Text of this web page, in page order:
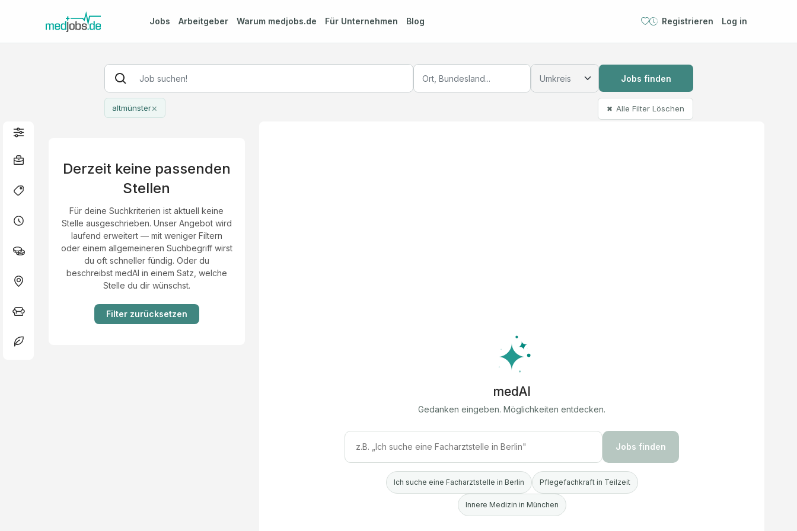
Jobs Arbeitgeber Warum medjobs.de Für Unternehmen Blog Registrieren Log in
Jobs finden
altmünster× ✖ Alle Filter Löschen
Derzeit keine passenden
Stellen
Für deine Suchkriterien ist aktuell keine
Stelle ausgeschrieben. Unser Angebot wird
laufend erweitert — mit weniger Filtern
oder einem allgemeineren Suchbegriff wirst
du oft schneller fündig. Oder du
beschreibst medAI in einem Satz, welche
Stelle du dir wünschst.
Filter zurücksetzen
medAI
Gedanken eingeben. Möglichkeiten entdecken.
Jobs finden
Ich suche eine Facharztstelle in Berlin Pflegefachkraft in Teilzeit
Innere Medizin in München